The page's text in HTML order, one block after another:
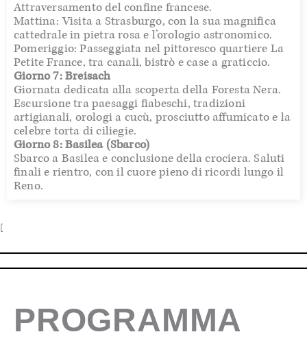
Attraversamento del confine francese.
Mattina: Visita a Strasburgo, con la sua magnifica
cattedrale in pietra rosa e l’orologio astronomico.
Pomeriggio: Passeggiata nel pittoresco quartiere La
Petite France, tra canali, bistrò e case a graticcio.
Giorno 7: Breisach
Giornata dedicata alla scoperta della Foresta Nera.
Escursione tra paesaggi fiabeschi, tradizioni
artigianali, orologi a cucù, prosciutto affumicato e la
celebre torta di ciliegie.
Giorno 8: Basilea (Sbarco)
Sbarco a Basilea e conclusione della crociera. Saluti
finali e rientro, con il cuore pieno di ricordi lungo il
Reno.
[
PROGRAMMA